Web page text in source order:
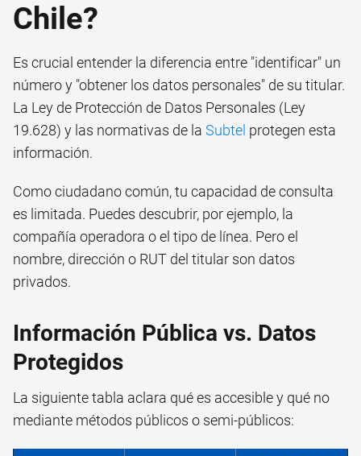
Chile?
Es crucial entender la diferencia entre "identificar" un
número y "obtener los datos personales" de su titular.
La Ley de Protección de Datos Personales (Ley
19.628) y las normativas de la Subtel protegen esta
información.
Como ciudadano común, tu capacidad de consulta
es limitada. Puedes descubrir, por ejemplo, la
compañía operadora o el tipo de línea. Pero el
nombre, dirección o RUT del titular son datos
privados.
Información Pública vs. Datos
Protegidos
La siguiente tabla aclara qué es accesible y qué no
mediante métodos públicos o semi-públicos: